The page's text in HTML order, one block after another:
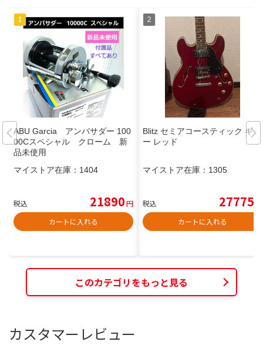
ABU Garcia アンバサダー 100
00Cスペシャル クローム 新
品未使用
マイストア在庫： 1404
税込 21890円
カートに入れる
Blitz セミアコースティック ギタ
ー レッド
マイストア在庫： 1305
税込 27775
カートに入れる
このカテゴリをもっと見る
カスタマーレビュー